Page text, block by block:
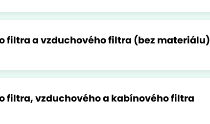
filtra a vzduchového filtra (bez materiálu)
filtra, vzduchového a kabínového filtra